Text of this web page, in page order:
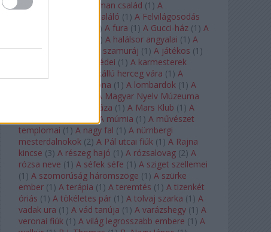
doktor úr
A Fabelman család (1 ) A
A feltaláló (1 ) A Felvilágosodás
) A fura (1 ) A Gucci-ház (1 ) A
) A halálsor angyalai (1 ) A
halott város
A hét szamuráj (1 ) A játékos (1 )
A karmeliták párbeszédei (1 ) A karmesterek
A kékszakállú herceg vára (1 ) A
A korona (1 ) A lombardok (1 ) A
A Magyar Nyelv Múzeuma
A Magyar Zene Háza (1 ) A Mars Klub (1 ) A
A múmia (1 ) A művészet
templomai (1 ) A nagy fal (1 ) A nürnbergi
mesterdalnokok (2) A Pál utcai fiúk (1 ) A Rajna
kincse (3) A részeg hajó (1 ) A rózsalovag (2) A
rózsa neve (1 ) A séfek séfe (1 ) A sziget szellemei
(1 ) A szomorúság háromszöge (1 ) A szürke
ember (1 ) A terápia (1 ) A teremtés (1 ) A tizenkét
óriás (1 ) A tökéletes pár (1 ) A tolvaj szarka (1 ) A
vadak ura (1 ) A vád tanúja (1 ) A varázshegy (1 ) A
veronai fiúk (1 ) A világ legrosszabb embere (1 ) A